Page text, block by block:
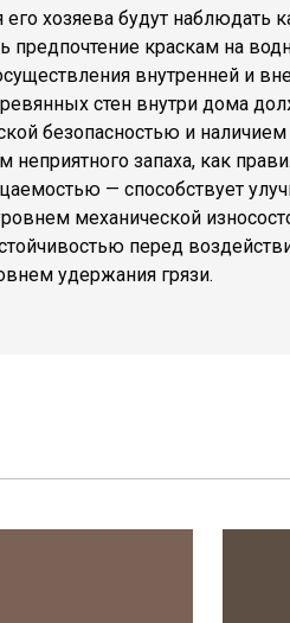
его хозяева будут
предпочтение краскам на
внутренней и
стен внутри дома
безопасностью и
неприятного запаха, как
— способствует
механической
перед
удержания грязи.